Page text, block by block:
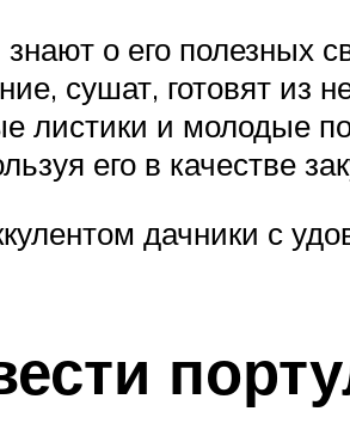
о его полезных
сушат, готовят из
листики и молодые
его в качестве
дачники с